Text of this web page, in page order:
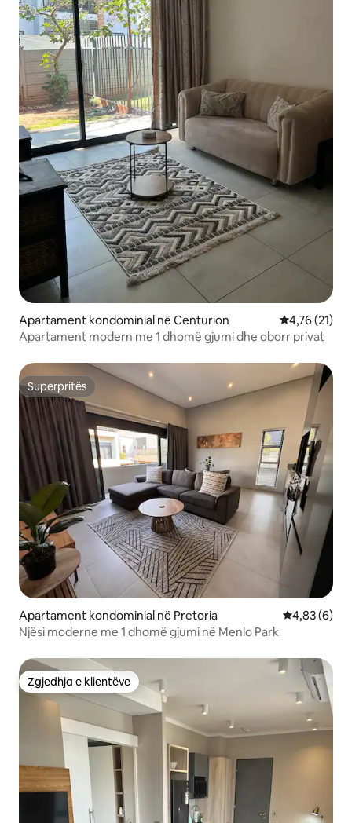
Apartament kondominial në Centurion Vlerësimi
4,76 (21)
Apartament modern me 1 dhomë gjumi dhe oborr privat
Superpritës
Superpritës
Apartament kondominial në Pretoria Vlerësimi
4,83 (6)
Njësi moderne me 1 dhomë gjumi në Menlo Park
Zgjedhja e klientëve
Zgjedhja e klientëve